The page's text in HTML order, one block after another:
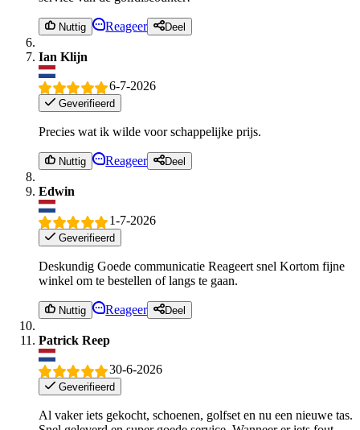
Nuttig Reageer Deel
Ian Klijn
6-7-2026
Geverifieerd
Precies wat ik wilde voor schappelijke prijs.
Nuttig Reageer Deel
Edwin
1-7-2026
Geverifieerd
Deskundig Goede communicatie Reageert snel Kortom fijne
winkel om te bestellen of langs te gaan.
Nuttig Reageer Deel
Patrick Reep
30-6-2026
Geverifieerd
Al vaker iets gekocht, schoenen, golfset en nu een nieuwe tas.